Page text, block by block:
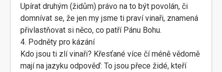
Upírat druhým (židům) právo na to být povolán, či
domnívat se, že jen my jsme ti praví vinaři, znamená
přivlastňovat si něco, co patří Pánu Bohu.
4. Podněty pro kázání
Kdo jsou ti zlí vinaři? Křesťané více čí méně vědomě
mají na jazyku odpověď: To jsou přece židé, kteří